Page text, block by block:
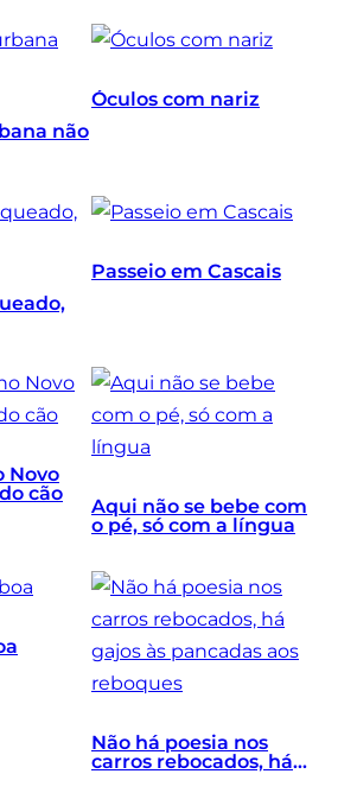
não
Óculos com nariz
Passeio em Cascais
Novo
cão
Aqui não se bebe com
o pé, só com a língua
Não há poesia nos
carros rebocados, há